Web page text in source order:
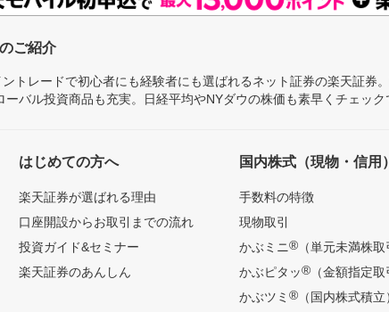
ご紹介
トレードで初心者にも経験者にも選ばれるネット証券の楽天証
バル投資商品も充実。日経平均やNYダウの株価も素早くチェック
はじめての方へ
楽天証券が選ばれる理由
口座開設からお取引までの流れ
投資ガイド&セミナー
楽天証券のあんしん
国内株式（現物・信用）
手数料の特徴
現物取引
かぶミニ®（単元未満株取
かぶピタッ®（金額指定取
かぶツミ ®（国内株式積立